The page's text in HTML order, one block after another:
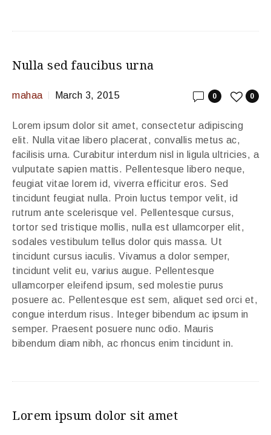
Nulla sed faucibus urna
mahaa March 3, 2015 0
0
Lorem ipsum dolor sit amet, consectetur adipiscing
elit. Nulla vitae libero placerat, convallis metus ac,
facilisis urna. Curabitur interdum nisl in ligula ultricies, a
vulputate sapien mattis. Pellentesque libero neque,
feugiat vitae lorem id, viverra efficitur eros. Sed
tincidunt feugiat nulla. Proin luctus tempor velit, id
rutrum ante scelerisque vel. Pellentesque cursus,
tortor sed tristique mollis, nulla est ullamcorper elit,
sodales vestibulum tellus dolor quis massa. Ut
tincidunt cursus iaculis. Vivamus a dolor semper,
tincidunt velit eu, varius augue. Pellentesque
ullamcorper eleifend ipsum, sed molestie purus
posuere ac. Pellentesque est sem, aliquet sed orci et,
congue interdum risus. Integer bibendum ac ipsum in
semper. Praesent posuere nunc odio. Mauris
bibendum diam nibh, ac rhoncus enim tincidunt in.
Lorem ipsum dolor sit amet